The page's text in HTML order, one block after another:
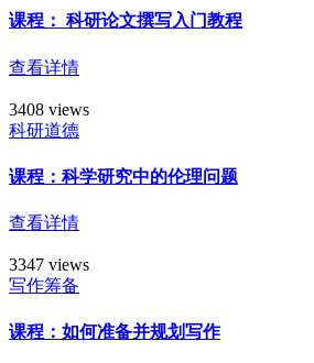
课程： 科研论文撰写入门教程
查看详情
3408 views
科研道德
课程：科学研究中的伦理问题
查看详情
3347 views
写作筹备
课程：如何准备并规划写作